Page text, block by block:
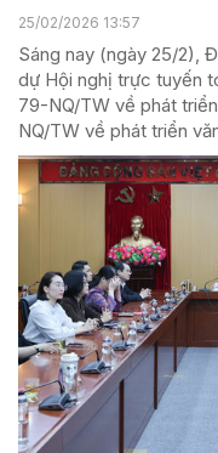
25/02/2026 13:57
Sáng nay (ngày 25/2),
dự Hội nghị trực tuyến
79-NQ/TW về phát
NQ/TW về phát triển